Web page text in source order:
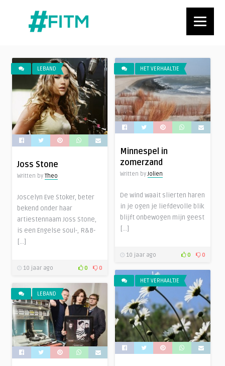
LEBAND
Joss Stone
Written by Theo
Joscelyn Eve Stoker, beter
bekend onder haar
artiestennaam Joss Stone,
is een Engelse soul-, R&B-
[…]
10 jaar ago 0 0
HET VERHAALTJE
Minnespel in
zomerzand
Written byJolien
De wind waait slierten haren
in je ogen je liefdevolle blik
blijft onbewogen mijn geest
[…]
10 jaar ago 0 0
HET VERHAALTJE
LEBAND